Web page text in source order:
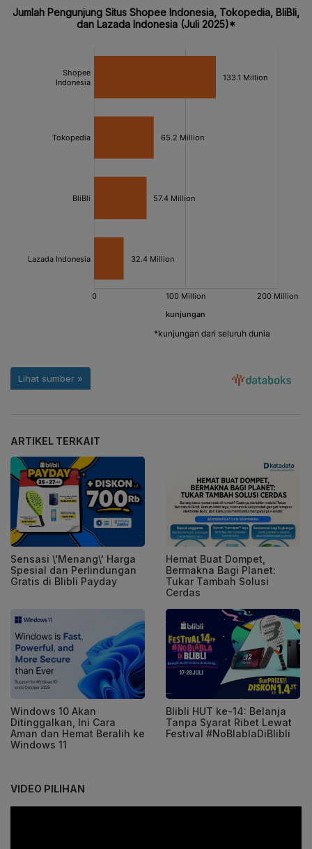
ARTIKEL TERKAIT
Sensasi \'Menang\' Harga
Spesial dan Perlindungan
Gratis di Blibli Payday
Hemat Buat Dompet,
Bermakna Bagi Planet:
Tukar Tambah Solusi
Cerdas
Windows 10 Akan
Ditinggalkan, Ini Cara
Aman dan Hemat Beralih ke
Windows 11
Blibli HUT ke-14: Belanja
Tanpa Syarat Ribet Lewat
Festival #NoBlablaDiBlibli
VIDEO PILIHAN